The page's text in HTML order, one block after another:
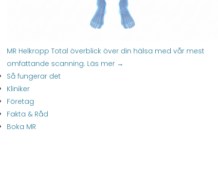
MR Helkropp Total överblick över din hälsa med vår mest
omfattande scanning. Läs mer →
Så fungerar det
Kliniker
Företag
Fakta & Råd
Boka MR